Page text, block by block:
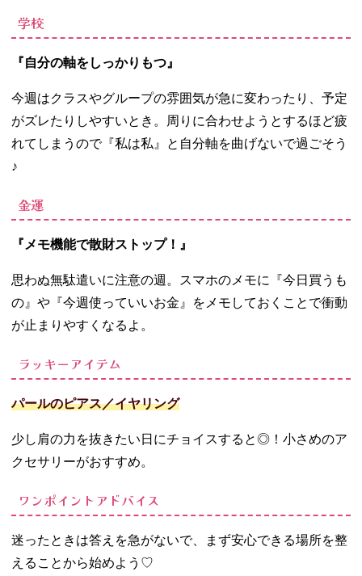
学校
『自分の軸をしっかりもつ』
今週はクラスやグループの雰囲気が急に変わったり、予定
がズレたりしやすいとき。周りに合わせようとするほど疲
れてしまうので『私は私』と自分軸を曲げないで過ごそう
♪
金運
『メモ機能で散財ストップ！』
思わぬ無駄遣いに注意の週。スマホのメモに『今日買うも
の』や『今週使っていいお金』をメモしておくことで衝動
が止まりやすくなるよ。
ラッキーアイテム
パールのピアス／イヤリング
少し肩の力を抜きたい日にチョイスすると◎！小さめのア
クセサリーがおすすめ。
ワンポイントアドバイス
迷ったときは答えを急がないで、まず安心できる場所を整
えることから始めよう ♡